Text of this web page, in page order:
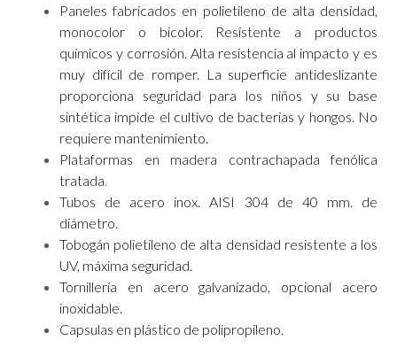
Paneles fabricados en polietileno de alta densidad,
monocolor o bicolor. Resistente a productos
químicos y corrosión. Alta resistencia al impacto y es
muy difícil de romper. La superficie antideslizante
proporciona seguridad para los niños y su base
sintética impide el cultivo de bacterias y hongos. No
requiere mantenimiento.
Plataformas en madera contrachapada fenólica
tratada
Tubos de acero inox. AISI 304 de 40 mm. de
diámetro.
Tobogán polietileno de alta densidad resistente a los
UV, máxima seguridad.
Tornillería en acero galvanizado, opcional acero
inoxidable.
Capsulas en plástico de polipropileno.